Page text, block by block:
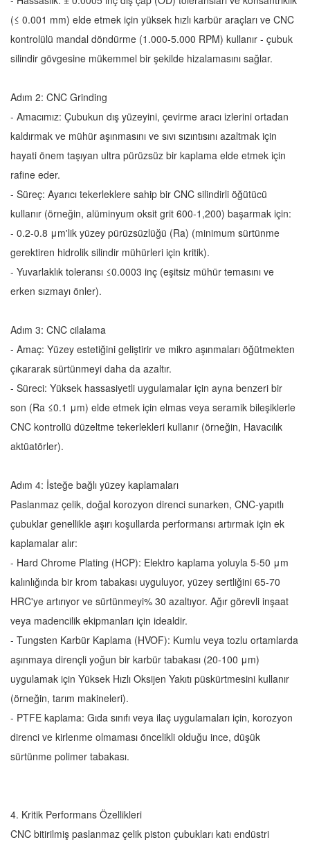
(≤ 0.001 mm) elde etmek için yüksek hızlı karbür araçları ve CNC
kontrolülü mandal döndürme (1.000-5.000 RPM) kullanır - çubuk
silindir gövgesine mükemmel bir şekilde hizalamasını sağlar.
Adım 2: CNC Grinding
- Amacımız: Çubukun dış yüzeyini, çevirme aracı izlerini ortadan
kaldırmak ve mühür aşınmasını ve sıvı sızıntısını azaltmak için
hayati önem taşıyan ultra pürüzsüz bir kaplama elde etmek için
rafine eder.
- Süreç: Ayarıcı tekerleklere sahip bir CNC silindirli öğütücü
kullanır (örneğin, alüminyum oksit grit 600-1,200) başarmak için:
- 0.2-0.8 μm'lik yüzey pürüzsüzlüğü (Ra) (minimum sürtünme
gerektiren hidrolik silindir mühürleri için kritik).
- Yuvarlaklık toleransı ≤0.0003 inç (eşitsiz mühür temasını ve
erken sızmayı önler).
Adım 3: CNC cilalama
- Amaç: Yüzey estetiğini geliştirir ve mikro aşınmaları öğütmekten
çıkararak sürtünmeyi daha da azaltır.
- Süreci: Yüksek hassasiyetli uygulamalar için ayna benzeri bir
son (Ra ≤0.1 μm) elde etmek için elmas veya seramik bileşiklerle
CNC kontrollü düzeltme tekerlekleri kullanır (örneğin, Havacılık
aktüatörler).
Adım 4: İsteğe bağlı yüzey kaplamaları
Paslanmaz çelik, doğal korozyon direnci sunarken, CNC-yapıtlı
çubuklar genellikle aşırı koşullarda performansı artırmak için ek
kaplamalar alır:
- Hard Chrome Plating (HCP): Elektro kaplama yoluyla 5-50 μm
kalınlığında bir krom tabakası uyguluyor, yüzey sertliğini 65-70
HRC'ye artırıyor ve sürtünmeyi% 30 azaltıyor. Ağır görevli inşaat
veya madencilik ekipmanları için idealdir.
- Tungsten Karbür Kaplama (HVOF): Kumlu veya tozlu ortamlarda
aşınmaya dirençli yoğun bir karbür tabakası (20-100 μm)
uygulamak için Yüksek Hızlı Oksijen Yakıtı püskürtmesini kullanır
(örneğin, tarım makineleri).
- PTFE kaplama: Gıda sınıfı veya ilaç uygulamaları için, korozyon
direnci ve kirlenme olmaması öncelikli olduğu ince, düşük
sürtünme polimer tabakası.
4. Kritik Performans Özellikleri
CNC bitirilmiş paslanmaz çelik piston çubukları katı endüstri